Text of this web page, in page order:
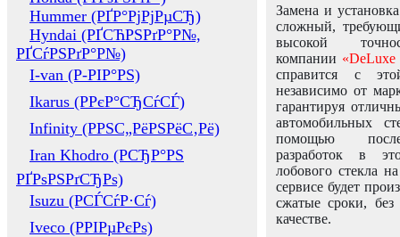
Hummer (РҐР°РјРјРµСЂ)
Hyndai (РҐСЋРЅРґР°Р№,
РҐСѓРЅРґР°Р№)
I-van (Р-РІР°РЅ)
Ikarus (РРєР°СЂСѓСЃ)
Infinity (РРЅС„РёРЅРёС‚Рё)
Iran Khodro (РСЂР°РЅ
РҐРѕРЅРґСЂРѕ)
Isuzu (РСЃСѓР·Сѓ)
Iveco (РРІРµРєРѕ)
Замена и
сложный,
высокой
компании «DeLuxe
справится с
независимо от
гарантируя
автомобильных
помощью
разработок в
лобового стекла
сервисе будет
сжатые сроки,
качестве.